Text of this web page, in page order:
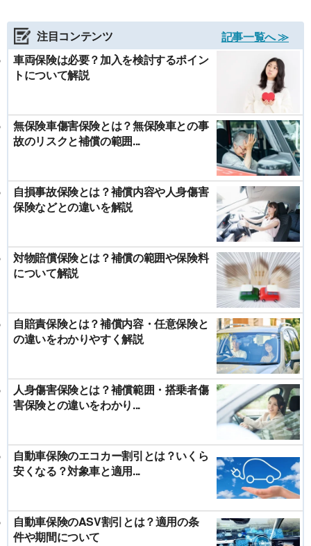
注目コンテンツ
記事一覧へ ≫
車両保険は必要？加入を検討するポイン
トについて解説
無保険車傷害保険とは？無保険車との事
故のリスクと補償の範囲...
自損事故保険とは？補償内容や人身傷害
保険などとの違いを解説
対物賠償保険とは？補償の範囲や保険料
について解説
自賠責保険とは？補償内容・任意保険と
の違いをわかりやすく解説
人身傷害保険とは？補償範囲・搭乗者傷
害保険との違いをわかり...
自動車保険のエコカー割引とは？いくら
安くなる？対象車と適用...
自動車保険のASV割引とは？適用の条
件や期間について